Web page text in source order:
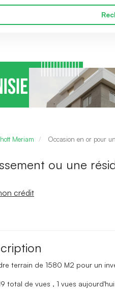
Meriam Occasion en or pour
ou une
crédit
terrain de 1580 M2 pour un
total de vues , 1 vues aujourd'hui